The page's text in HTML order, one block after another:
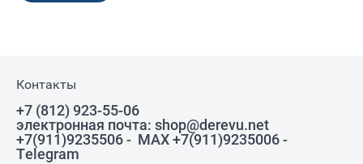
Контакты
+7 (812) 923-55-06
электронная почта: shop@derevu.net
+7(911)9235506 - MAX +7(911)9235006 -
Telegram